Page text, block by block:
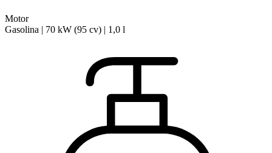
Motor
Gasolina | 70 kW (95 cv) | 1,0 l